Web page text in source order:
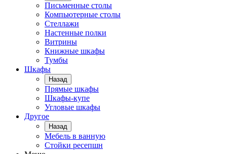
Письменные столы
Компьютерные столы
Стеллажи
Настенные полки
Витрины
Книжные шкафы
Тумбы
Шкафы
Назад
Прямые шкафы
Шкафы-купе
Угловые шкафы
Другое
Назад
Мебель в ванную
Стойки ресепшн